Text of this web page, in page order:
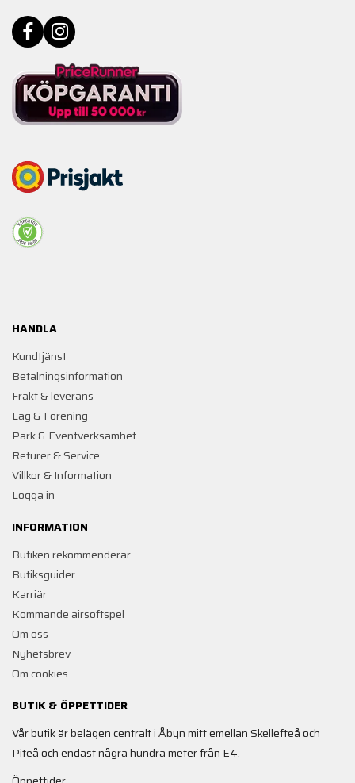
HANDLA
Kundtjänst
Betalningsinformation
Frakt & leverans
Lag & Förening
Park & Eventverksamhet
Returer & Service
Villkor & Information
Logga in
INFORMATION
Butiken rekommenderar
Butiksguider
Karriär
Kommande airsoftspel
Om oss
Nyhetsbrev
Om cookies
BUTIK & ÖPPETTIDER
Vår butik är belägen centralt i Åbyn mitt emellan Skellefteå och
Piteå och endast några hundra meter från E4.